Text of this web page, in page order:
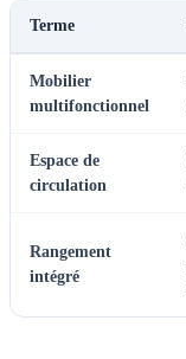
Terme
Mobilier
multifonctionnel
Espace de
circulation
Rangement
intégré